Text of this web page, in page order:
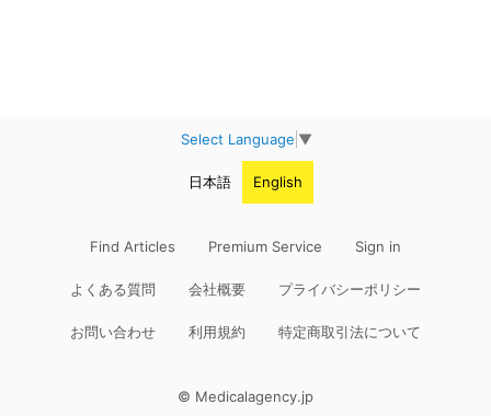
Select Language ▼
日本語 English
Find Articles Premium Service Sign in
よくある質問 会社概要 プライバシーポリシー
お問い合わせ 利用規約 特定商取引法について
© Medicalagency.jp